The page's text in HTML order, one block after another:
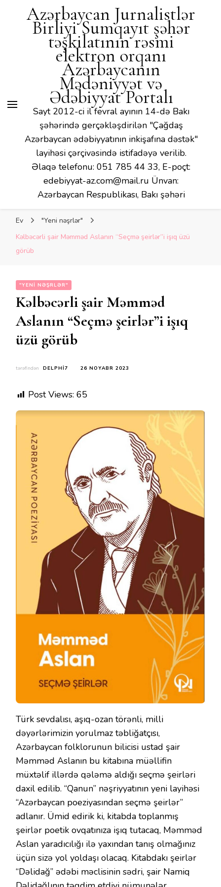
Mədəniyyət və Ədəbiyyat
Portalı
Azərbaycan Jurnalistlər
Birliyi Sumqayıt şəhər
təşkilatının rəsmi
elektron orqanı
Azərbaycanın
Mədəniyyət və
Ədəbiyyat Portalı
Sayt 2012-ci il fevral ayının 14-də Bakı
şəhərində gerçəkləşdirilən "Çağdaş
Azərbaycan ədəbiyyatının inkişafına dəstək"
layihəsi çərçivəsində istifadəyə verilib.
Əlaqə telefonu: 051 785 44 33, E-poçt:
edebiyyat-az.com@mail.ru Ünvan:
Azərbaycan Respublikası, Bakı şəhəri
Ev
"Yeni nəşrlər"
Kəlbəcərli şair Məmməd Aslanın “Seçmə şeirlər”i işıq üzü
görüb
"YENI NƏŞRLƏR"
Kəlbəcərli şair Məmməd
Aslanın “Seçmə şeirlər”i işıq
üzü görüb
tərəfindən DELPHI7 26 NOYABR 2023
Post Views: 65
Türk sevdalısı, aşıq-ozan törənli, milli
dəyərlərimizin yorulmaz təbliğatçısı,
Azərbaycan folklorunun bilicisi ustad şair
Məmməd Aslanın bu kitabına müəllifin
müxtəlif illərdə qələmə aldığı seçmə şeirləri
daxil edilib. “Qanun” nəşriyyatının yeni layihəsi
“Azərbaycan poeziyasından seçmə şeirlər”
adlanır. Ümid edirik ki, kitabda toplanmış
şeirlər poetik ovqatınıza işıq tutacaq, Məmməd
Aslan yaradıcılığı ilə yaxından tanış olmağınız
üçün sizə yol yoldaşı olacaq. Kitabdakı şeirlər
“Dəlidağ” ədəbi məclisinin sədri, şair Namiq